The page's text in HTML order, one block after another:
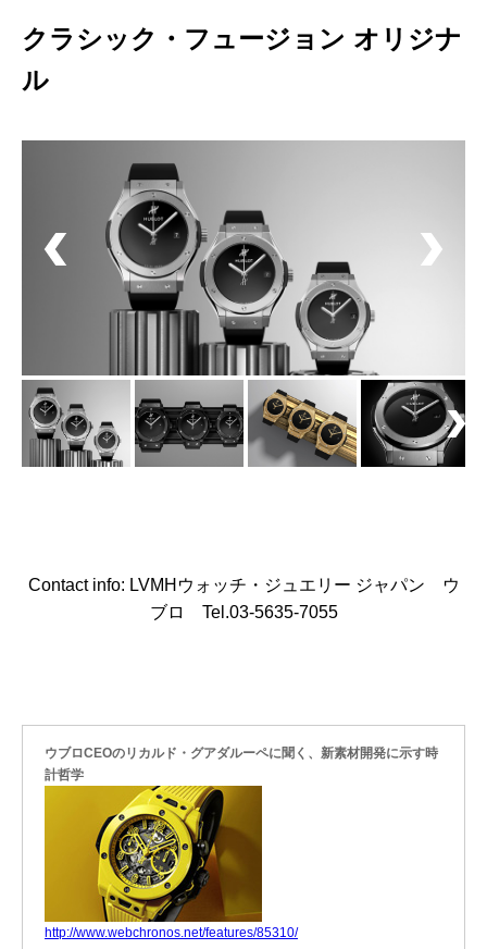
クラシック・フュージョン オリジナ
ル
Contact info: LVMHウォッチ・ジュエリー ジャパン ウ
ブロ Tel.03-5635-7055
ウブロCEOのリカルド・グアダルーペに聞く、新素材開発に示す時
計哲学
http://www.webchronos.net/features/85310/